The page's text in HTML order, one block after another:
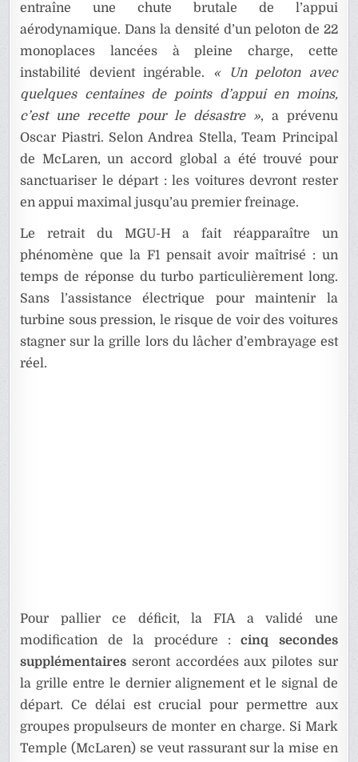
entraîne une chute brutale de l’appui
aérodynamique. Dans la densité d’un peloton de 22
monoplaces lancées à pleine charge, cette
instabilité devient ingérable. « Un peloton avec
quelques centaines de points d’appui en moins,
c’est une recette pour le désastre », a prévenu
Oscar Piastri. Selon Andrea Stella, Team Principal
de McLaren, un accord global a été trouvé pour
sanctuariser le départ : les voitures devront rester
en appui maximal jusqu’au premier freinage.
Le retrait du MGU-H a fait réapparaître un
phénomène que la F1 pensait avoir maîtrisé : un
temps de réponse du turbo particulièrement long.
Sans l’assistance électrique pour maintenir la
turbine sous pression, le risque de voir des voitures
stagner sur la grille lors du lâcher d’embrayage est
réel.
Pour pallier ce déficit, la FIA a validé une
modification de la procédure :cinq secondes
supplémentaires seront accordées aux pilotes sur
la grille entre le dernier alignement et le signal de
départ. Ce délai est crucial pour permettre aux
groupes propulseurs de monter en charge. Si Mark
Temple (McLaren) se veut rassurant sur la mise en